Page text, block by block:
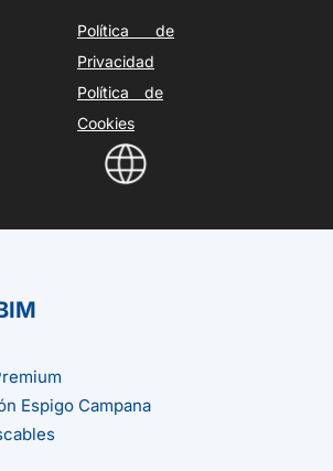
Política de
Privacidad
Política de
Cookies
Espigo Campana